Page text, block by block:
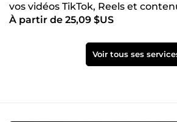
vos vidéos TikTok, Reels et
sociaux
À partir de 25,09 $US
Voir tous ses